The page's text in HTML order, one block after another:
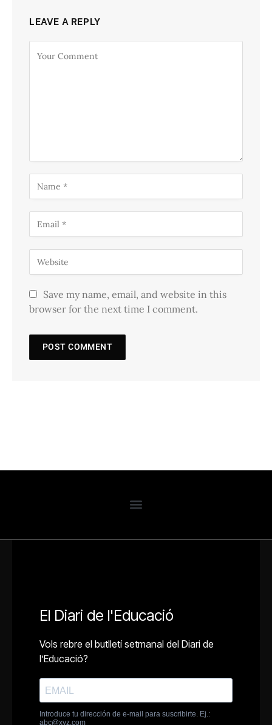
LEAVE A REPLY
Save my name, email, and website in this
browser for the next time I comment.